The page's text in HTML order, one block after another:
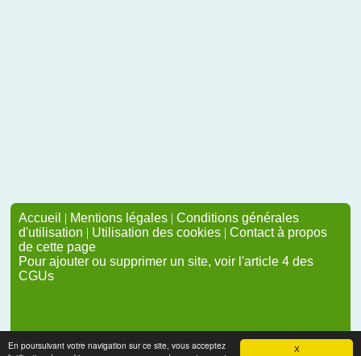
X
En poursuivant votre navigation sur ce site, vous acceptez
Accueil | Mentions légales | Conditions générales
d'utilisation | Utilisation des cookies | Contact à propos
de cette page
Pour ajouter ou supprimer un site, voir l'article 4 des
CGUs